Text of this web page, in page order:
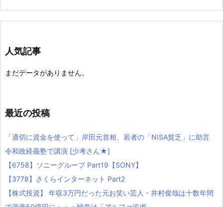
人気記事
まだデータがありません。
最近の投稿
「適切に資金を使って」岸田元首相、若者の「NISA貧乏」に助言
令和政経義塾で講演 [少考さん★]
【6758】ソニーグループ Part19【SONY】
【3778】さくらインターネット Part2
【株式投資】 年収3万円だった元お笑い芸人・井村俊哉は十数年間